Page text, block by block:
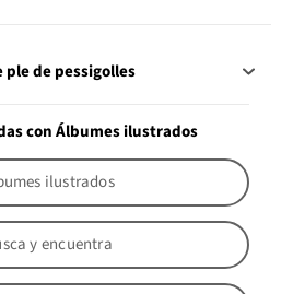
ple de pessigolles
con Álbumes ilustrados
ilustrados
y encuentra